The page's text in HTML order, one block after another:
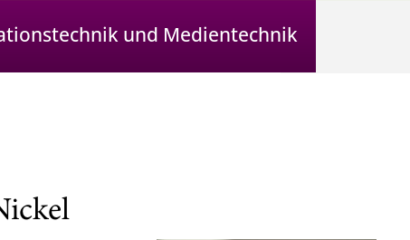
und Medientechnik